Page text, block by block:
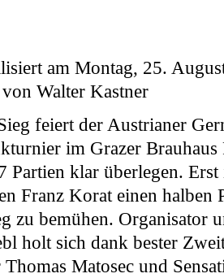
am Montag, 25.
Walter Kastner
feiert der Austrianer
im Grazer
Partien klar überlegen.
Franz Korat einen halben
zu bemühen. Organisator
holt sich dank bester
Matosec und